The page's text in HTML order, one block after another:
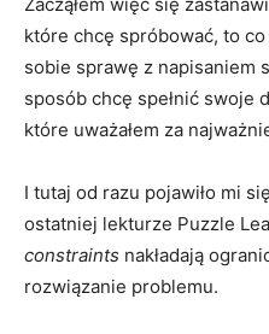
które chcę spróbować, to
sobie sprawę z napisaniem
sposób chcę spełnić swoje
które uważałem za
I tutaj od razu pojawiło mi
ostatniej lekturze Puzzle
constraints nakładają
rozwiązanie problemu.